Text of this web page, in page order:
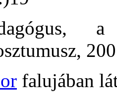
falujában